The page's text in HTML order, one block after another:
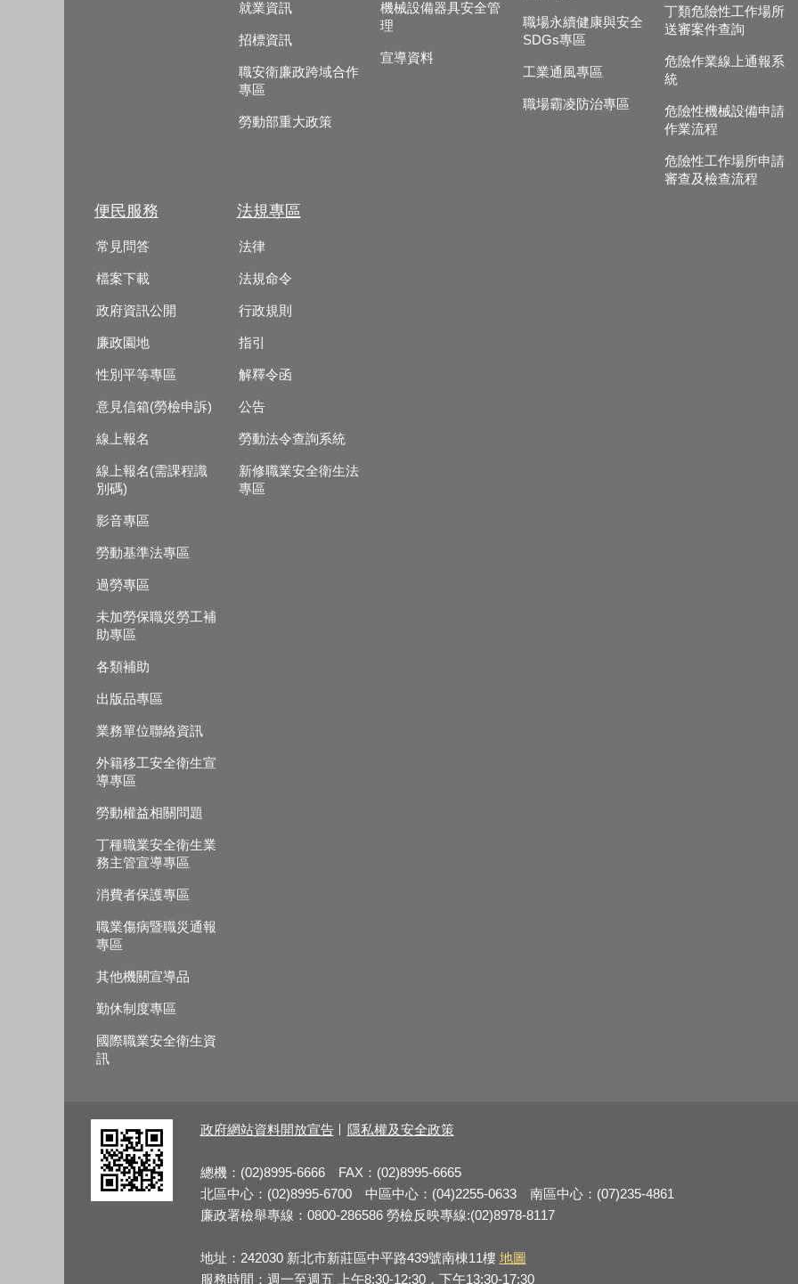
就業資訊
招標資訊
職安衛廉政跨域合作
專區
勞動部重大政策
機械設備器具安全管
理
宣導資料
職場永續健康與安全
SDGs專區
工業通風專區
職場霸凌防治專區
丁類危險性工作場所
送審案件查詢
危險作業線上通報系
統
危險性機械設備申請
作業流程
危險性工作場所申請
審查及檢查流程
便民服務
常見問答
檔案下載
政府資訊公開
廉政園地
性別平等專區
意見信箱(勞檢申訴)
線上報名
線上報名(需課程識
別碼)
影音專區
勞動基準法專區
過勞專區
未加勞保職災勞工補
助專區
各類補助
出版品專區
業務單位聯絡資訊
外籍移工安全衛生宣
導專區
勞動權益相關問題
丁種職業安全衛生業
務主管宣導專區
消費者保護專區
職業傷病暨職災通報
專區
其他機關宣導品
勤休制度專區
國際職業安全衛生資
訊
法規專區
法律
法規命令
行政規則
指引
解釋令函
公告
勞動法令查詢系統
新修職業安全衛生法
專區
政府網站資料開放宣告 隱私權及安全政策
總機：(02)8995-6666 FAX：(02)8995-6665
北區中心：(02)8995-6700 中區中心：(04)2255-0633 南區中心：(07)235-4861
廉政署檢舉專線：0800-286586 勞檢反映專線:(02)8978-8117
地址：242030 新北市新莊區中平路439號南棟11樓 地圖
服務時間：週一至週五 上午8:30-12:30，下午13:30-17:30